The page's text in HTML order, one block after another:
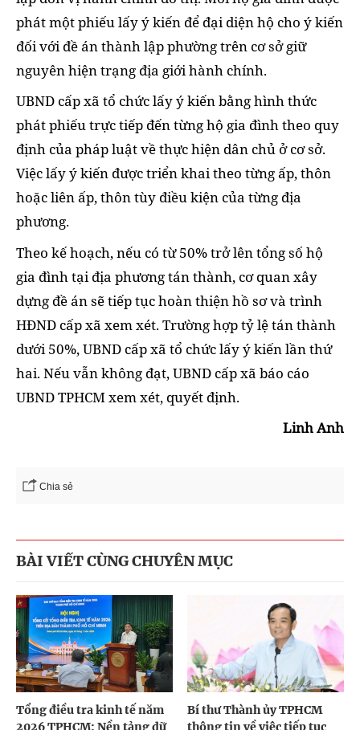
phát một phiếu lấy ý kiến để đại diện hộ cho ý kiến
đối với đề án thành lập phường trên cơ sở giữ
nguyên hiện trạng địa giới hành chính.
UBND cấp xã tổ chức lấy ý kiến bằng hình thức
phát phiếu trực tiếp đến từng hộ gia đình theo quy
định của pháp luật về thực hiện dân chủ ở cơ sở.
Việc lấy ý kiến được triển khai theo từng ấp, thôn
hoặc liên ấp, thôn tùy điều kiện của từng địa
phương.
Theo kế hoạch, nếu có từ 50% trở lên tổng số hộ
gia đình tại địa phương tán thành, cơ quan xây
dựng đề án sẽ tiếp tục hoàn thiện hồ sơ và trình
HĐND cấp xã xem xét. Trường hợp tỷ lệ tán thành
dưới 50%, UBND cấp xã tổ chức lấy ý kiến lần thứ
hai. Nếu vẫn không đạt, UBND cấp xã báo cáo
UBND TPHCM xem xét, quyết định.
Linh Anh
Chia sẻ
BÀI VIẾT CÙNG CHUYÊN MỤC
Tổng điều tra kinh tế năm
2026 TPHCM: Nền tảng dữ
Bí thư Thành ủy TPHCM
thông tin về việc tiếp tục